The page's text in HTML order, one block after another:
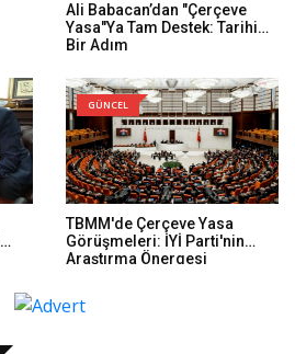
Ali Babacan’dan "Çerçeve
Yasa"ya Tam Destek: Tarihi
Bir Adım
GÜNCEL
TBMM'de Çerçeve Yasa
Görüşmeleri: İYİ Parti'nin
Araştırma Önergesi